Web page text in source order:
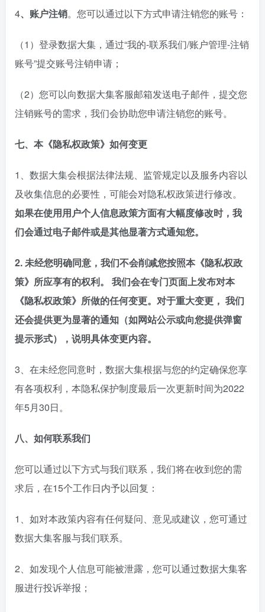
4、账户注销。您可以通过以下方式申请注销您的账号：
（1）登录数据大集，通过“我的-联系我们/账户管理-注销
账号”提交账号注销申请；
（2）您可以向数据大集客服邮箱发送电子邮件，提交您
注销账号的需求，我们会协助您申请注销您的账号。
七、本《隐私权政策》如何变更
1、数据大集会根据法律法规、监管规定以及服务内容以
及收集信息的必要性，可能会对隐私权政策进行修改。
如果在使用用户个人信息政策方面有大幅度修改时，我
们会通过电子邮件或是其他显著方式通知您。
2. 未经您明确同意，我们不会削减您按照本《隐私权政
策》所应享有的权利。 我们会在专门页面上发布对本
《隐私权政策》所做的任何变更。对于重大变更， 我们
还会提供更为显著的通知（如网站公示或向您提供弹窗
提示形式），说明具体变更内容。
3、在未经您同意时，数据大集根据与您的约定确保您享
有各项权利，本隐私保护制度最后一次更新时间为2022
年5月30日。
八、如何联系我们
您可以通过以下方式与我们联系，我们将在收到您的需
求后，在15个工作日内予以回复：
1、如对本政策内容有任何疑问、意见或建议，您可通过
数据大集客服与我们联系。
2、如发现个人信息可能被泄露，您可以通过数据大集客
服进行投诉举报；